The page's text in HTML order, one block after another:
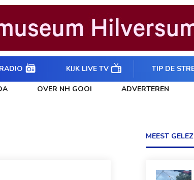
KIJK LIVE TV TIP DE
OVER NH GOOI ADVERTEREN
MEEST